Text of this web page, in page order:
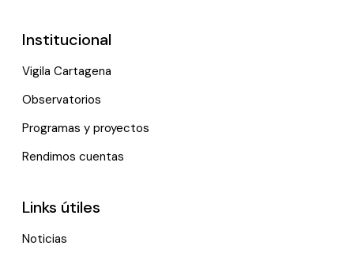
Institucional
Vigila Cartagena
Observatorios
Programas y proyectos
Rendimos cuentas
Links útiles
Noticias